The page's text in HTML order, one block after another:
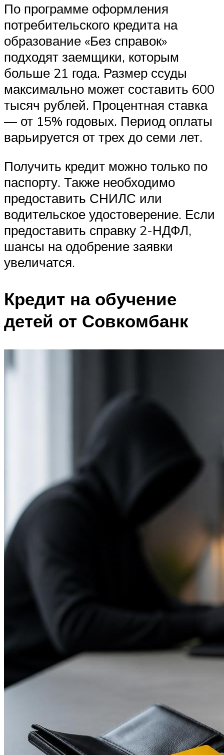
По программе оформления
потребительского кредита на
образование «Без справок»
подходят заемщики, которым
больше 21 года. Размер ссуды
максимально может составить 600
тысяч рублей. Процентная ставка
— от 15% годовых. Период оплаты
варьируется от трех до семи лет.
Получить кредит можно только по
паспорту. Также необходимо
предоставить СНИЛС или
водительское удостоверение. Если
предоставить справку 2-НДФЛ,
шансы на одобрение заявки
увеличатся.
Кредит на обучение
детей от Совкомбанк